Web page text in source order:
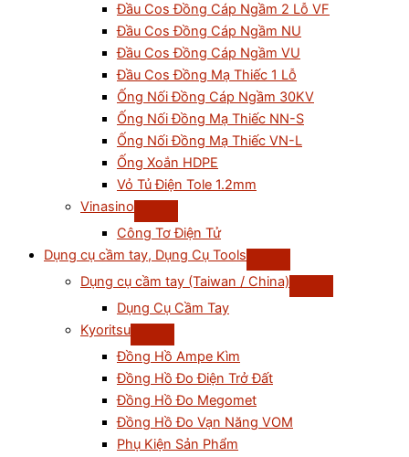
Đầu Cos Đồng Cáp Ngầm 2 Lỗ VF
Đầu Cos Đồng Cáp Ngầm NU
Đầu Cos Đồng Cáp Ngầm VU
Đầu Cos Đồng Mạ Thiếc 1 Lỗ
Ống Nối Đồng Cáp Ngầm 30KV
Ống Nối Đồng Mạ Thiếc NN-S
Ống Nối Đồng Mạ Thiếc VN-L
Ống Xoắn HDPE
Vỏ Tủ Điện Tole 1.2mm
Vinasino
Công Tơ Điện Tử
Dụng cụ cầm tay, Dụng Cụ Tools
Dụng cụ cầm tay (Taiwan / China)
Dụng Cụ Cầm Tay
Kyoritsu
Đồng Hồ Ampe Kìm
Đồng Hồ Đo Điện Trở Đất
Đồng Hồ Đo Megomet
Đồng Hồ Đo Vạn Năng VOM
Phụ Kiện Sản Phẩm